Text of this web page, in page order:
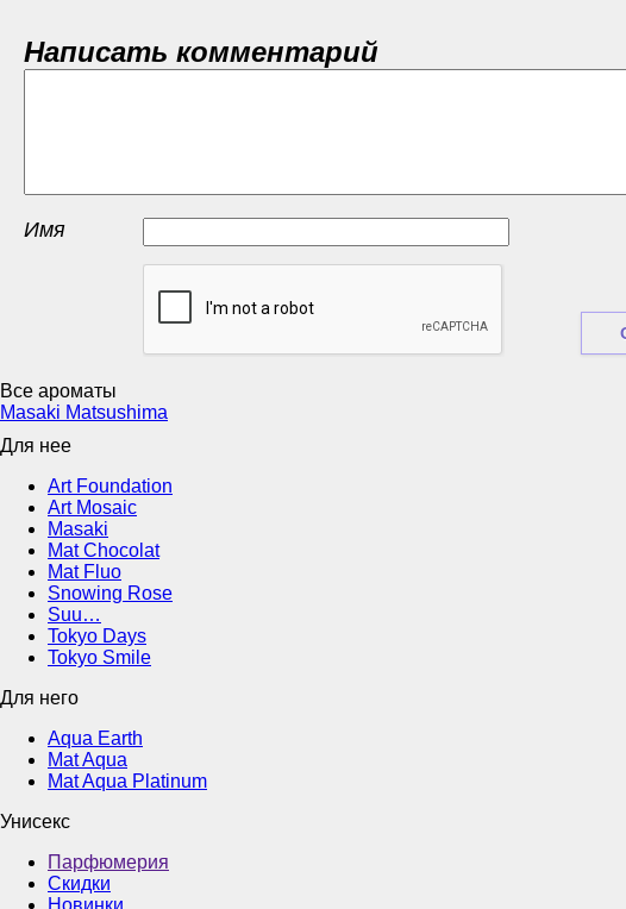
Написать комментарий
Имя
Все ароматы
Masaki Matsushima
Для нее
Art Foundation
Art Mosaic
Masaki
Mat Chocolat
Mat Fluo
Snowing Rose
Suu…
Tokyo Days
Tokyo Smile
Для него
Aqua Earth
Mat Aqua
Mat Aqua Platinum
Унисекс
Парфюмерия
Скидки
Новинки